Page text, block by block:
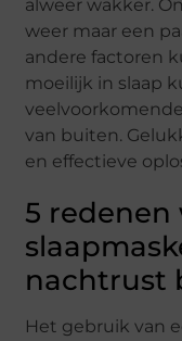
alweer wakker.
weer maar een
andere factoren
moeilijk in slaap
van buiten.
en effectieve
5 redenen
nachtrust
Het gebruik van